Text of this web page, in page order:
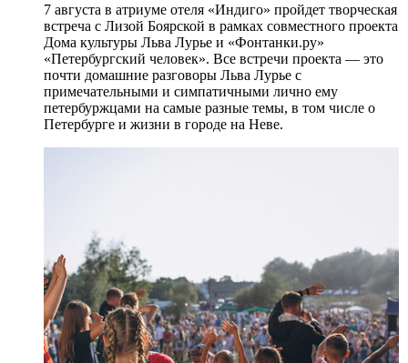
7 августа в атриуме отеля «Индиго» пройдет творческая
встреча с Лизой Боярской в рамках совместного проекта
Дома культуры Льва Лурье и «Фонтанки.ру»
«Петербургский человек». Все встречи проекта — это
почти домашние разговоры Льва Лурье с
примечательными и симпатичными лично ему
петербуржцами на самые разные темы, в том числе о
Петербурге и жизни в городе на Неве.